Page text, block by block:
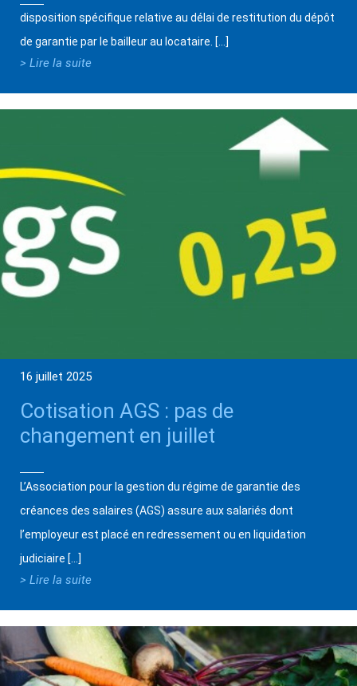
disposition spécifique relative au délai de restitution du dépôt
de garantie par le bailleur au locataire. […]
> Lire la suite
16 juillet 2025
Cotisation AGS : pas de
changement en juillet
L’Association pour la gestion du régime de garantie des
créances des salaires (AGS) assure aux salariés dont
l’employeur est placé en redressement ou en liquidation
judiciaire […]
> Lire la suite